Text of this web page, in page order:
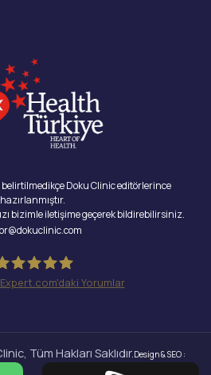
Doku Clinic editörlerince
hazırlanmıştır.
bizimle iletişime geçerek bildirebilirsiniz.
Yorumlar
Tüm Hakları Saklıdır. Design & SEO :